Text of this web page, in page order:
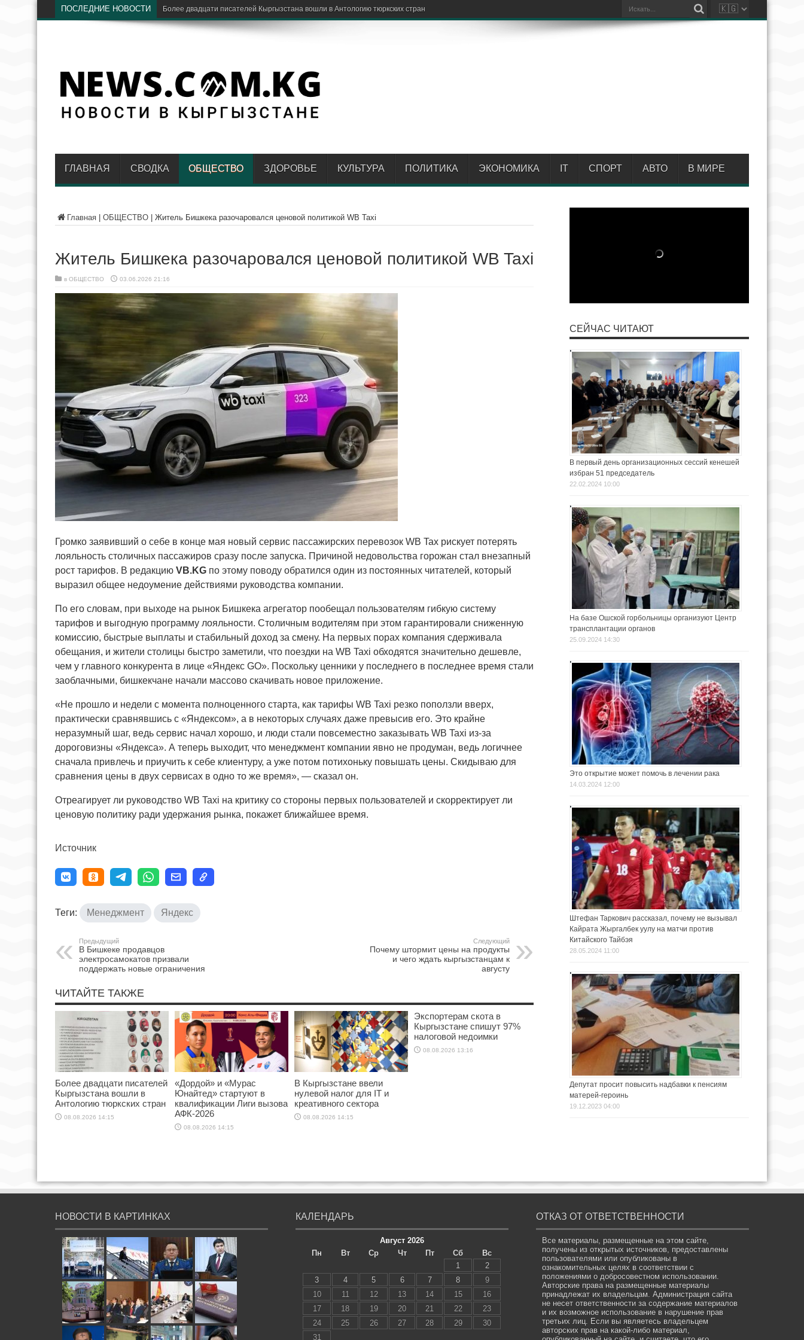
ПОСЛЕДНИЕ НОВОСТИ
ГЛАВНАЯ СВОДКА ОБЩЕСТВО ЗДОРОВЬЕ КУЛЬТУРА ПОЛИТИКА ЭКОНОМИКА IT СПОРТ АВТО В МИРЕ
Главная ОБЩЕСТВО Житель Бишкека разочаровался ценовой политикой WB Taxi
Житель Бишкека разочаровался ценовой политикой WB Taxi
в ОБЩЕСТВО 03.06.2026 21:16
Громко заявивший о себе в конце мая новый сервис пассажирских перевозок WB Tax рискует потерять
лояльность столичных пассажиров сразу после запуска. Причиной недовольства горожан стал внезапный
рост тарифов. В редакцию VB.KG по этому поводу обратился один из постоянных читателей, который
выразил общее недоумение действиями руководства компании.
По его словам, при выходе на рынок Бишкека агрегатор пообещал пользователям гибкую систему
тарифов и выгодную программу лояльности. Столичным водителям при этом гарантировали сниженную
комиссию, быстрые выплаты и стабильный доход за смену. На первых порах компания сдерживала
обещания, и жители столицы быстро заметили, что поездки на WB Taxi обходятся значительно дешевле,
чем у главного конкурента в лице «Яндекс GO». Поскольку ценники у последнего в последнее время стали
заоблачными, бишкекчане начали массово скачивать новое приложение.
«Не прошло и недели с момента полноценного старта, как тарифы WB Taxi резко поползли вверх,
практически сравнявшись с «Яндексом», а в некоторых случаях даже превысив его. Это крайне
неразумный шаг, ведь сервис начал хорошо, и люди стали повсеместно заказывать WB Taxi из-за
дороговизны «Яндекса». А теперь выходит, что менеджмент компании явно не продуман, ведь логичнее
сначала привлечь и приучить к себе клиентуру, а уже потом потихоньку повышать цены. Скидываю для
сравнения цены в двух сервисах в одно то же время», — сказал он.
Отреагирует ли руководство WB Taxi на критику со стороны первых пользователей и скорректирует ли
ценовую политику ради удержания рынка, покажет ближайшее время.
Источник
Теги: Менеджмент Яндекс
Предыдущий
В Бишкеке продавцов
электросамокатов призвали
поддержать новые ограничения
Следующий
Почему штормит цены на продукты
и чего ждать кыргызстанцам к
августу
ЧИТАЙТЕ ТАКЖЕ
Более двадцати писателей
Кыргызстана вошли в
Антологию тюркских стран
08.08.2026 14:15
«Дордой» и «Мурас
Юнайтед» стартуют в
квалификации Лиги вызова
АФК-2026
08.08.2026 14:15
В Кыргызстане ввели
нулевой налог для IT и
креативного сектора
08.08.2026 14:15
Экспортерам скота в
Кыргызстане спишут 97%
налоговой недоимки
08.08.2026 13:16
СЕЙЧАС ЧИТАЮТ
В первый день организационных сессий кенешей
избран 51 председатель
22.02.2024 10:00
На базе Ошской горбольницы организуют Центр
трансплантации органов
25.09.2024 14:30
Это открытие может помочь в лечении рака
14.03.2024 12:00
Штефан Таркович рассказал, почему не вызывал
Кайрата Жыргалбек уулу на матчи против
Китайского Тайбэя
28.05.2024 11:00
Депутат просит повысить надбавки к пенсиям
матерей-героинь
19.12.2023 04:00
НОВОСТИ В КАРТИНКАХ КАЛЕНДАРЬ
Август 2026
Пн
Вт Ср Чт Пт Сб
Вс
1
2
3
4 5 6 7 8
9
10
11 12 13 14 15
16
17
18 19 20 21 22
23
24
25 26 27 28 29
30
31
ОТКАЗ ОТ ОТВЕТСТВЕННОСТИ
Все материалы, размещенные на этом сайте,
получены из открытых источников, предоставлены
пользователями или опубликованы в
ознакомительных целях в соответствии с
положениями о добросовестном использовании.
Авторские права на размещенные материалы
принадлежат их владельцам. Администрация сайта
не несет ответственности за содержание материалов
и их возможное использование в нарушение прав
третьих лиц. Если вы являетесь владельцем
авторских прав на какой-либо материал,